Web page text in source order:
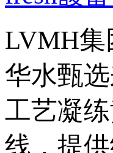
LVMH
华水甄
工艺凝
线，提